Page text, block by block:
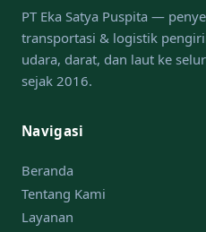
PT Eka Satya Puspita —
transportasi & logistik
udara, darat, dan laut ke
sejak 2016.
Navigasi
Beranda
Tentang Kami
Layanan